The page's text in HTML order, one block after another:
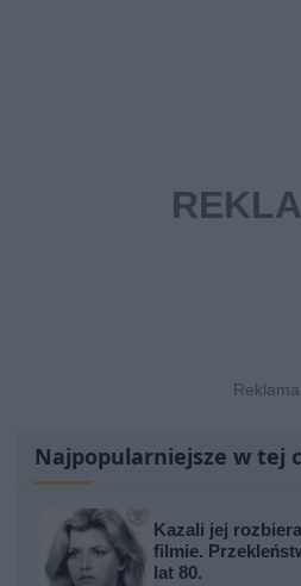
Najpopularniejsze w tej
Kazali jej
filmie.
lat 80.